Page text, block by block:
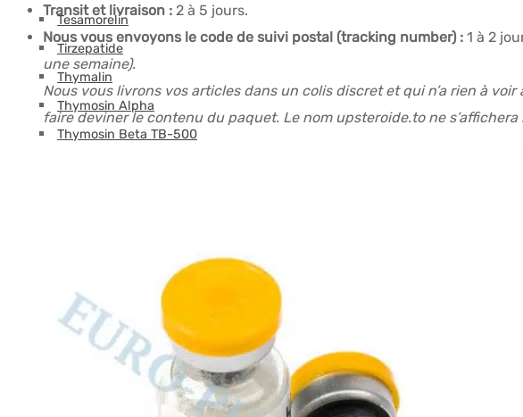
Tesamorelin
Tirzepatide
Thymalin
Thymosin Alpha
Thymosin Beta TB-500
Autres
HGH Hormone de Croissance
Eau bactériostatique
Seringues injection intramusculaire
Transit et livraison : 2 à 5 jours.
Nous vous envoyons le code de suivi postal (tracking number) : 1 à 2
une semaine).
Nous vous livrons vos articles dans un colis discret et qui n’a rien à
faire deviner le contenu du paquet. Le nom upsteroide.to ne